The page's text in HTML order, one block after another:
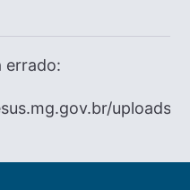
errado:
uploads/